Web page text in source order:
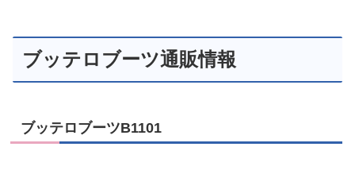
ブッテロブーツ通販情報
ブッテロブーツB1101